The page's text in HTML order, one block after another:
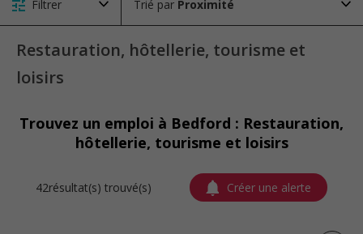
Filtrer Trié par
Restauration, hôtellerie, tourisme et
loisirs
Trouvez un emploi à Bedford : Restauration,
hôtellerie, tourisme et loisirs
42résultat(s) trouvé(s) Créer une alerte